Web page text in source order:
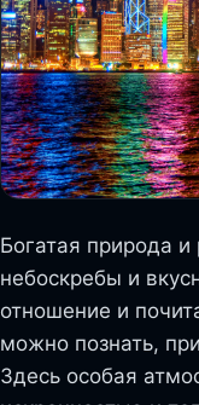
Богатая природа
небоскребы и
отношение и
можно познать,
Здесь особая